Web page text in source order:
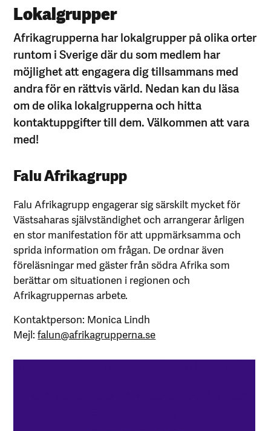
Lokalgrupper
Afrikagrupperna har lokalgrupper på olika orter
runtom i Sverige där du som medlem har
möjlighet att engagera dig tillsammans med
andra för en rättvis värld. Nedan kan du läsa
om de olika lokalgrupperna och hitta
kontaktuppgifter till dem. Välkommen att vara
med!
Falu Afrikagrupp
Falu Afrikagrupp engagerar sig särskilt mycket för
Västsaharas självständighet och arrangerar årligen
en stor manifestation för att uppmärksamma och
sprida information om frågan. De ordnar även
föreläsningar med gäster från södra Afrika som
berättar om situationen i regionen och
Afrikagruppernas arbete.
Kontaktperson: Monica Lindh
Mejl:falun@afrikagrupperna.se